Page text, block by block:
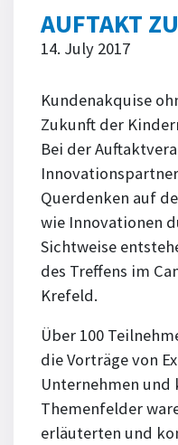
AUFTAKT
14. July 2017
Kundenakquise
Zukunft der
Bei der
Querdenken auf
wie Innovationen
Sichtweise
des Treffens im
Krefeld.
Über 100
die Vorträge von
Unternehmen und
Themenfelder
erläuterten und